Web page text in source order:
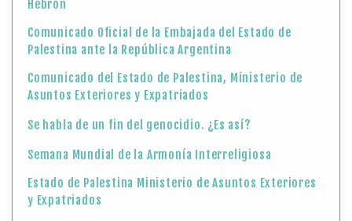
Hebrón
Comunicado Oficial de la Embajada del Estado de
Palestina ante la República Argentina
Comunicado del Estado de Palestina, Ministerio de
Asuntos Exteriores y Expatriados
Se habla de un fin del genocidio. ¿Es así?
Semana Mundial de la Armonía Interreligiosa
Estado de Palestina Ministerio de Asuntos Exteriores
y Expatriados